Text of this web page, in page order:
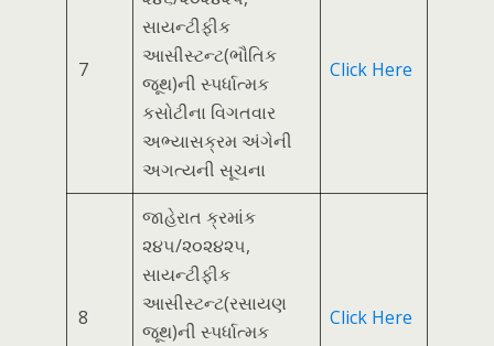
7
સાયન્ટીફીક
આસીસ્ટન્ટ(ભૌતિક
જૂથ)ની સ્પર્ધાત્મક
કસોટીના વિગતવાર
અભ્યાસક્રમ અંગેની
અગત્યની સૂચના
Click Here
8
જાહેરાત ક્રમાંક
૨૪૫/૨૦૨૪૨૫,
સાયન્ટીફીક
આસીસ્ટન્ટ(રસાયણ
જૂથ)ની સ્પર્ધાત્મક
Click Here